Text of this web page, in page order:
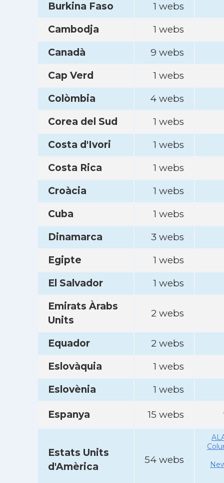
Burkina Faso
1 webs
Cambodja
1 webs
Canadà
9 webs
Cap Verd
1 webs
Colòmbia
4 webs
Corea del Sud
1 webs
Costa d'Ivori
1 webs
Costa Rica
1 webs
Croàcia
1 webs
Cuba
1 webs
Dinamarca
3 webs
Egipte
1 webs
El Salvador
1 webs
Emirats Àrabs
Units
2 webs
Equador
2 webs
Eslovàquia
1 webs
Eslovènia
1 webs
Espanya 15 webs
Estats Units
d'Amèrica
54 webs